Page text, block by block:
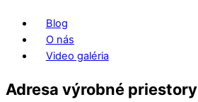
Blog
O nás
Video galéria
Adresa výrobné priestory